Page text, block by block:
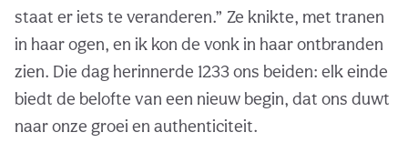
staat er iets te veranderen.” Ze knikte, met tranen
in haar ogen, en ik kon de vonk in haar ontbranden
zien. Die dag herinnerde 1233 ons beiden: elk einde
biedt de belofte van een nieuw begin, dat ons duwt
naar onze groei en authenticiteit.